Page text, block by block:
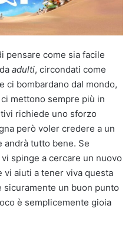
pensare come sia facile
adulti, circondati come
ci bombardano dal mondo,
mettono sempre più in
richiede uno sforzo
però voler credere a un
andrà tutto bene. Se
spinge a cercare un nuovo
vi aiuti a tener viva questa
un buon punto
è semplicemente gioia